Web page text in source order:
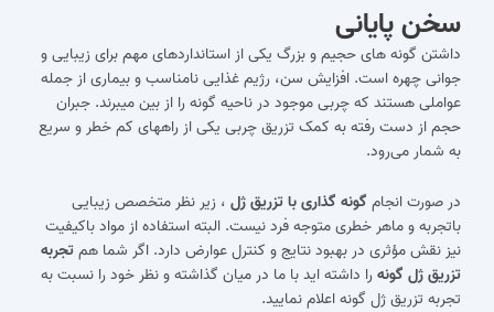
سخن پایانی
داشتن گونه ‎های حجیم و بزرگ یکی از استانداردهای مهم برای زیبایی و
جوانی چهره است. افزایش سن، رژیم غذایی نامناسب و بیماری از جمله
عواملی هستند که چربی موجود در ناحیه گونه را از بین می‎برند. جبران
حجم از دست رفته به کمک تزریق چربی یکی از راه‎های کم‎ خطر و سریع
به شمار می‌رود.
در صورت انجام گونه گذاری با تزریق ژل ، زیر نظر متخصص زیبایی
باتجربه و ماهر خطری متوجه فرد نیست. البته استفاده از مواد باکیفیت
نیز نقش مؤثری در بهبود نتایج و کنترل عوارض دارد. اگر شما همتجربه
تزریق ژل گونهرا داشته اید با ما در میان گذاشته و نظر خود را نسبت به
تجربه تزریق ژل گونه اعلام نمایید.